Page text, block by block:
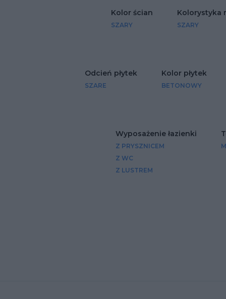
Kolor ścian
SZARY
Kolorystyka
SZARY
Odcień płytek
SZARE
Kolor płytek
BETONOWY
Wyposażenie łazienki
Z PRYSZNICEM
Z WC
Z LUSTREM